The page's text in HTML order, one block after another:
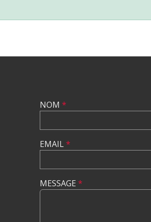
NOM *
EMAIL*
MESSAGE *